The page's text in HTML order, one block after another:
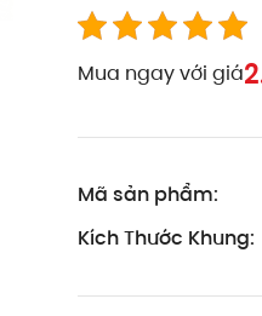
Mua ngay với giá
Mã sản phẩm:
Kích Thước Khung: